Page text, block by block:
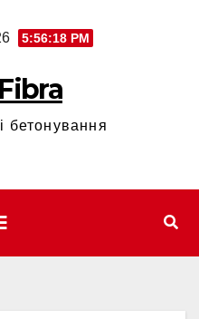
5:56:20 PM
бетонування